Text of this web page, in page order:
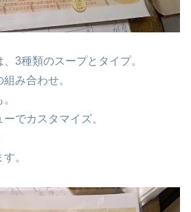
3種類のスープとタイプ。
み合わせ。
でカスタマイズ。
。